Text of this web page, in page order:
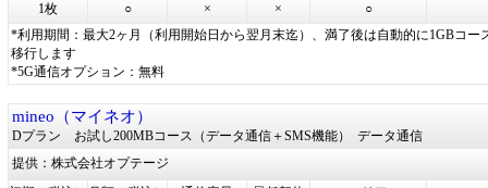
1枚
○ × ×
○
*利用期間：最大2ヶ月（利用開始日から翌月末迄）、満了後は自動的に1GBコー
移行します
*5G通信オプション：無料
mineo（マイネオ）
Dプラン お試し200MBコース（データ通信＋SMS機能） データ通信
提供：株式会社オプテージ